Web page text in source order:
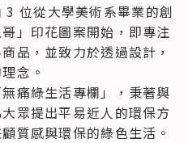
位從大學美術系畢業的創
」印花圖案開始，即專注
品，並致力於透過設計，
念。
痛綠生活專欄」，秉著與
眾提出平易近人的環保方
質感與環保的綠色生活。